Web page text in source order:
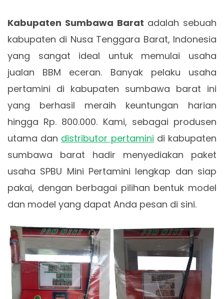
Kabupaten Sumbawa Barat adalah sebuah
kabupaten di Nusa Tenggara Barat, Indonesia
yang sangat ideal untuk memulai usaha
jualan BBM eceran. Banyak pelaku usaha
pertamini di kabupaten sumbawa barat ini
yang berhasil meraih keuntungan harian
hingga Rp. 800.000. Kami, sebagai produsen
utama dan distributor pertamini di kabupaten
sumbawa barat hadir menyediakan paket
usaha SPBU Mini Pertamini lengkap dan siap
pakai, dengan berbagai pilihan bentuk model
dan model yang dapat Anda pesan di sini.